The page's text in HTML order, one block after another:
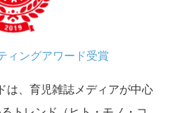
ィングアワード受賞
は、育児雑誌メディアが中心